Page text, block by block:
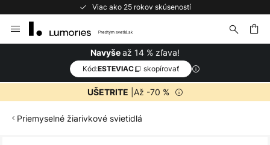
Viac ako 25 rokov skúseností
to
Navyšeaž 14 % zľava!
Kód:ESTEVIAC skopírovať
UŠETRITE |Až -70 %
Priemyselné žiarivkové svietidlá